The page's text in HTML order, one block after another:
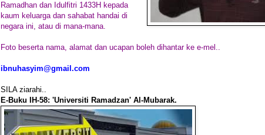
Ramadhan dan Idulfitri 1433H kepada
kaum keluarga dan sahabat handai di
negara ini, atau di mana-mana.
Foto beserta nama, alamat dan ucapan boleh dihantar ke e-mel..
ibnuhasyim@gmail.com
SILA ziarahi..
E-Buku IH-58: 'Universiti Ramadzan' Al-Mubarak.